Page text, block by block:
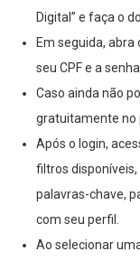
Digital” e faça o
Em seguida, abra
seu CPF e a
Caso ainda não
gratuitamente no
Após o login,
filtros
palavras-chave,
com seu perfil.
Ao selecionar